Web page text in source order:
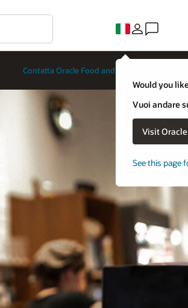
Would you
Vuoi andare
Visit
See this page
Contatta Oracle Food and Beverage